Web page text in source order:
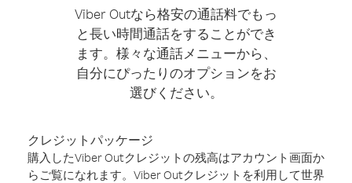
Viber Outなら格安の通話料でもっ
と長い時間通話をすることができ
ます。様々な通話メニューから、
自分にぴったりのオプションをお
選びください。
クレジットパッケージ
購入したViber Outクレジットの残高はアカウント画面か
らご覧になれます。Viber Outクレジットを利用して世界